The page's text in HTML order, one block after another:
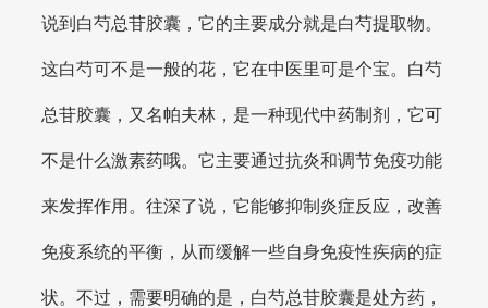
说到白芍总苷胶囊，它的主要成分就是白芍提取物。
这白芍可不是一般的花，它在中医里可是个宝。白芍
总苷胶囊，又名帕夫林，是一种现代中药制剂，它可
不是什么激素药哦。它主要通过抗炎和调节免疫功能
来发挥作用。往深了说，它能够抑制炎症反应，改善
免疫系统的平衡，从而缓解一些自身免疫性疾病的症
状。不过，需要明确的是，白芍总苷胶囊是处方药，